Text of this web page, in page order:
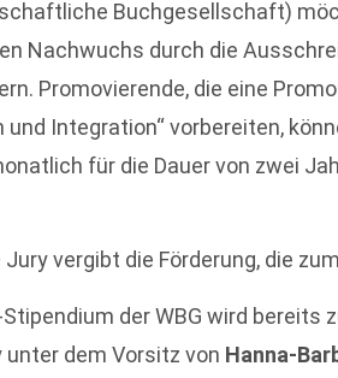
Buchgesellschaft)
Nachwuchs durch die
Promovierende, die eine
und Integration“ vorbereiten,
für die Dauer von zwei
Jury vergibt die Förderung, die
der WBG wird bereits
unter dem Vorsitz von Hanna-